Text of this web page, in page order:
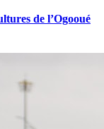
de l’Ogooué